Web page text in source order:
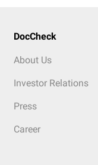
DocCheck
About Us
Investor Relations
Press
Career